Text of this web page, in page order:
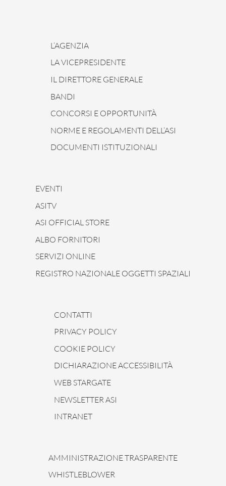
L’AGENZIA
LA VICEPRESIDENTE
IL DIRETTORE GENERALE
BANDI
CONCORSI E OPPORTUNITÀ
NORME E REGOLAMENTI DELL’ASI
DOCUMENTI ISTITUZIONALI
EVENTI
ASITV
ASI OFFICIAL STORE
ALBO FORNITORI
SERVIZI ONLINE
REGISTRO NAZIONALE OGGETTI SPAZIALI
CONTATTI
PRIVACY POLICY
COOKIE POLICY
DICHIARAZIONE ACCESSIBILITÀ
WEB STARGATE
NEWSLETTER ASI
INTRANET
AMMINISTRAZIONE TRASPARENTE
WHISTLEBLOWER